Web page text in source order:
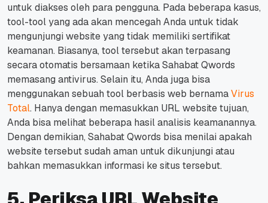
untuk diakses oleh para pengguna. Pada beberapa kasus,
tool-tool yang ada akan mencegah Anda untuk tidak
mengunjungi website yang tidak memiliki sertifikat
keamanan. Biasanya, tooltersebut akan terpasang
secara otomatis bersamaan ketika Sahabat Qwords
memasang antivirus. Selain itu, Anda juga bisa
menggunakan sebuah tool berbasis web bernamaVirus
Total. Hanya dengan memasukkan URL websitetujuan,
Anda bisa melihat beberapa hasil analisis keamanannya.
Dengan demikian, Sahabat Qwords bisa menilai apakah
websitetersebut sudah aman untuk dikunjungi atau
bahkan memasukkan informasi ke situs tersebut.